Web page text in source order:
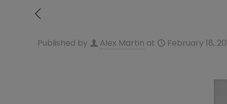
Published by Alex Martin at February 18,